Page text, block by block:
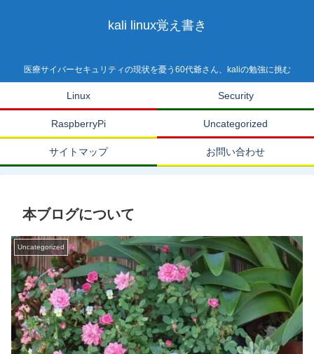
kali linux覚え書き
医療サイバーセキュリティの現状を憂う60代爺さん、kaliの勉強に挑む
Linux Security
RaspberryPi Uncategorized
サイトマップ お問い合わせ
本ブログについて
Uncategorized